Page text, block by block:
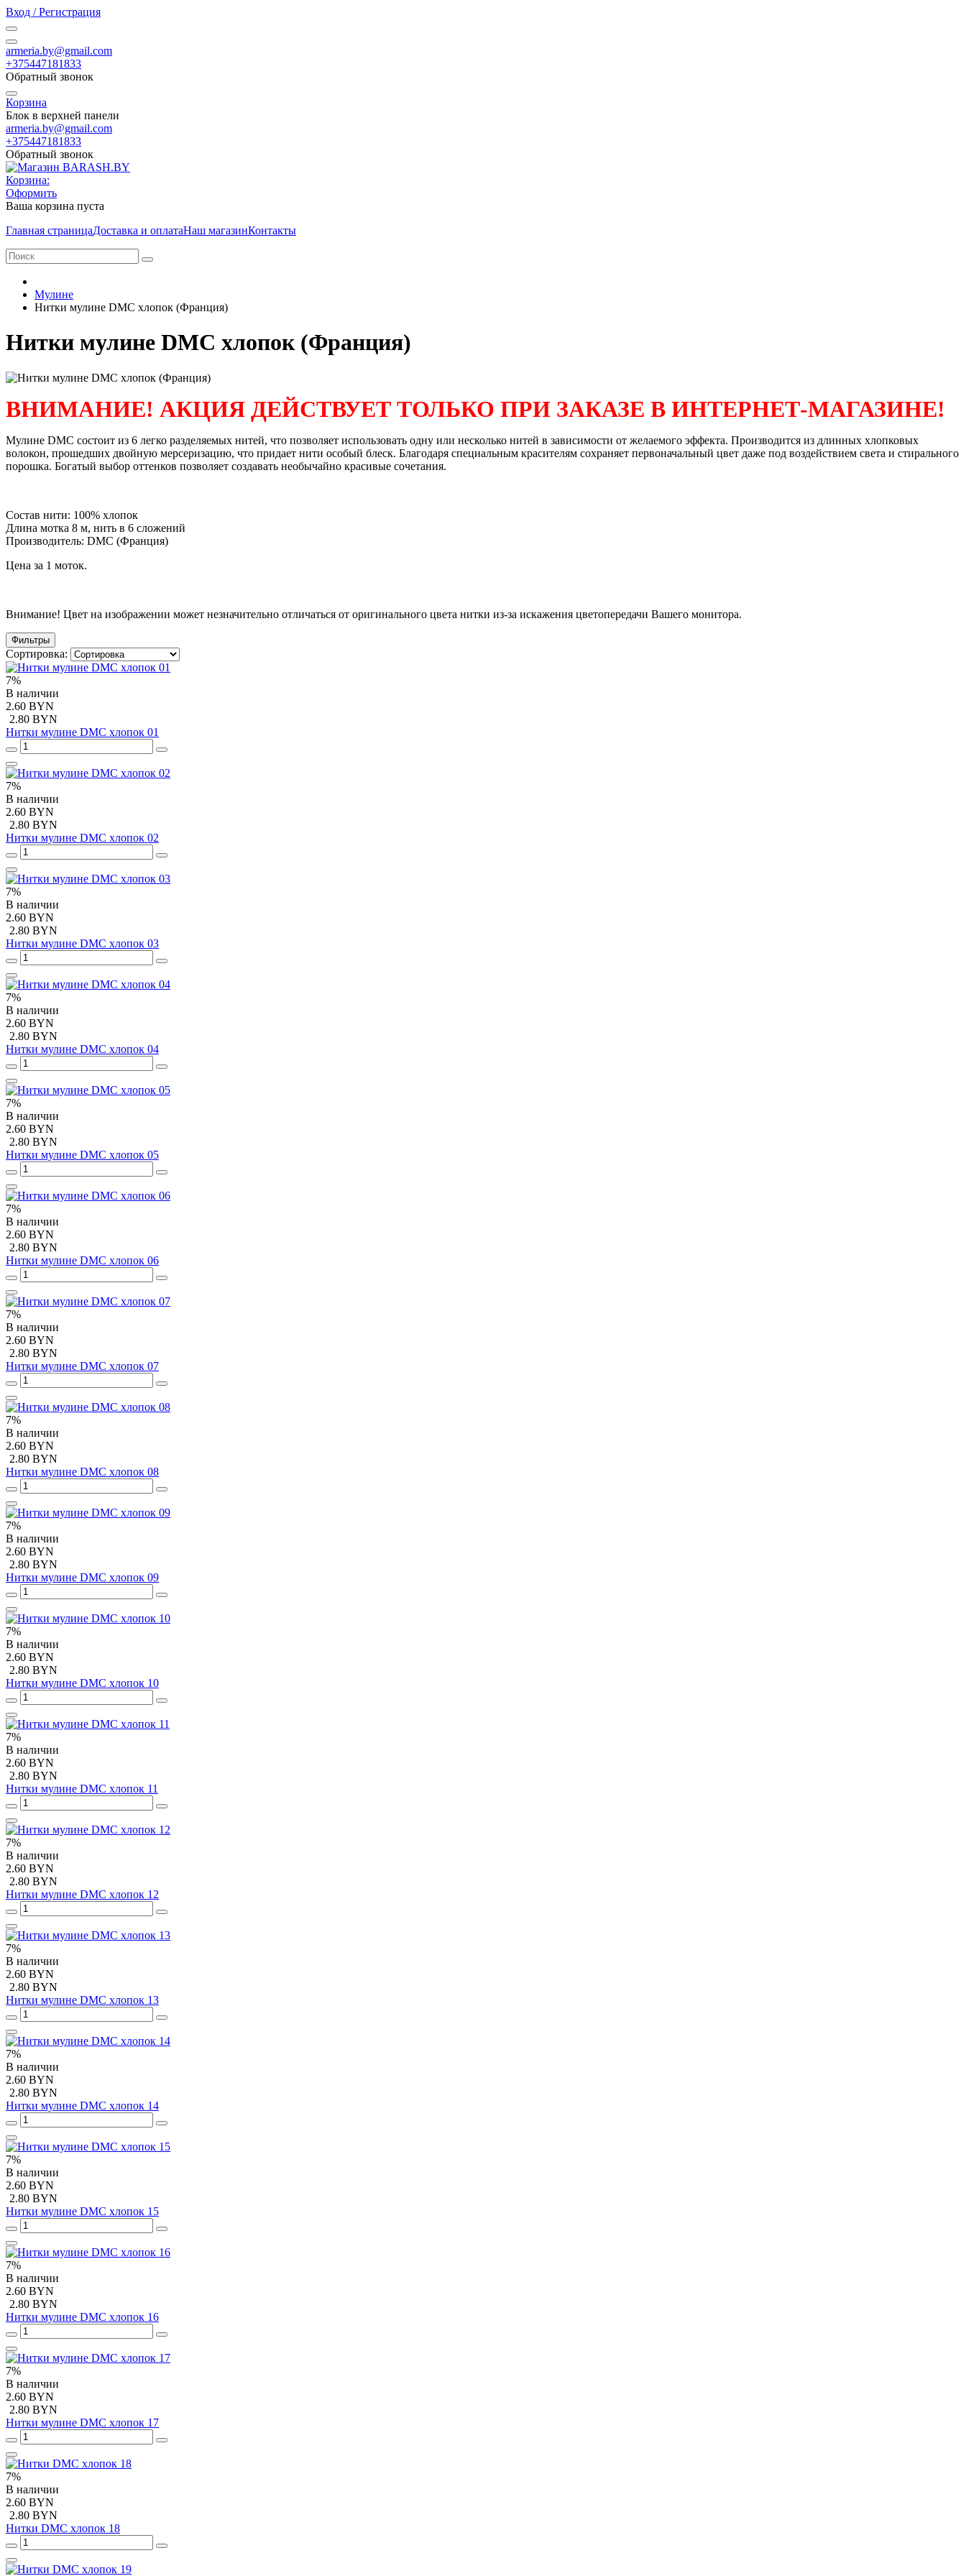
Вход / Регистрация
armeria.by@gmail.com
+375447181833
Обратный звонок
Корзина
Блок в верхней панели
armeria.by@gmail.com
+375447181833
Обратный звонок
Корзина:
Оформить
Ваша корзина пуста
Главная страницаДоставка и оплатаНаш магазинКонтакты
Мулине
Нитки мулине DMC хлопок (Франция)
Нитки мулине DMC хлопок (Франция)
ВНИМАНИЕ! АКЦИЯ ДЕЙСТВУЕТ ТОЛЬКО ПРИ ЗАКАЗЕ В ИНТЕРНЕТ-МАГАЗИНЕ!
Мулине DMC состоит из 6 легко разделяемых нитей, что позволяет использовать одну или несколько нитей в зависимости от желаемого эффекта. Производится из длинных хлопковых
волокон, прошедших двойную мерсеризацию, что придает нити особый блеск. Благодаря специальным красителям сохраняет первоначальный цвет даже под воздействием света и стирального
порошка. Богатый выбор оттенков позволяет создавать необычайно красивые сочетания.
Состав нити: 100% хлопок
Длина мотка 8 м, нить в 6 сложений
Производитель: DMC (Франция)
Цена за 1 моток.
Внимание! Цвет на изображении может незначительно отличаться от оригинального цвета нитки из-за искажения цветопередачи Вашего монитора.
Фильтры
Сортировка:
7%
В наличии
2.60 BYN
2.80 BYN
Нитки мулине DMC хлопок 01
7%
В наличии
2.60 BYN
2.80 BYN
Нитки мулине DMC хлопок 02
7%
В наличии
2.60 BYN
2.80 BYN
Нитки мулине DMC хлопок 03
7%
В наличии
2.60 BYN
2.80 BYN
Нитки мулине DMC хлопок 04
7%
В наличии
2.60 BYN
2.80 BYN
Нитки мулине DMC хлопок 05
7%
В наличии
2.60 BYN
2.80 BYN
Нитки мулине DMC хлопок 06
7%
В наличии
2.60 BYN
2.80 BYN
Нитки мулине DMC хлопок 07
7%
В наличии
2.60 BYN
2.80 BYN
Нитки мулине DMC хлопок 08
7%
В наличии
2.60 BYN
2.80 BYN
Нитки мулине DMC хлопок 09
7%
В наличии
2.60 BYN
2.80 BYN
Нитки мулине DMC хлопок 10
7%
В наличии
2.60 BYN
2.80 BYN
Нитки мулине DMC хлопок 11
7%
В наличии
2.60 BYN
2.80 BYN
Нитки мулине DMC хлопок 12
7%
В наличии
2.60 BYN
2.80 BYN
Нитки мулине DMC хлопок 13
7%
В наличии
2.60 BYN
2.80 BYN
Нитки мулине DMC хлопок 14
7%
В наличии
2.60 BYN
2.80 BYN
Нитки мулине DMC хлопок 15
7%
В наличии
2.60 BYN
2.80 BYN
Нитки мулине DMC хлопок 16
7%
В наличии
2.60 BYN
2.80 BYN
Нитки мулине DMC хлопок 17
7%
В наличии
2.60 BYN
2.80 BYN
Нитки DMC хлопок 18